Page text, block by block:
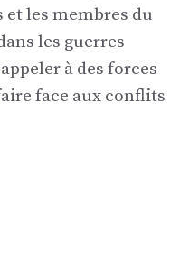
les membres du
les guerres
à des forces
face aux conflits